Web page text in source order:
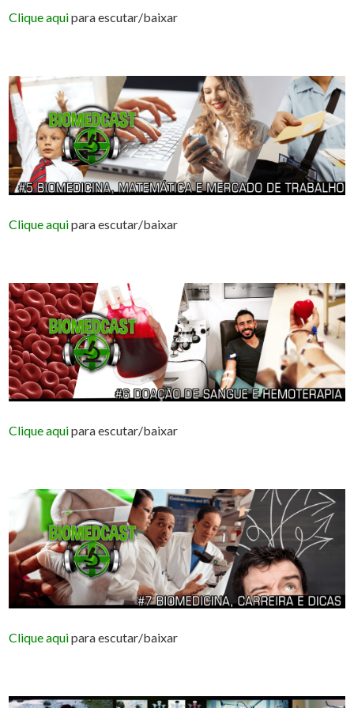
Clique aquipara escutar/baixar
Clique aquipara escutar/baixar
Clique aquipara escutar/baixar
Clique aquipara escutar/baixar